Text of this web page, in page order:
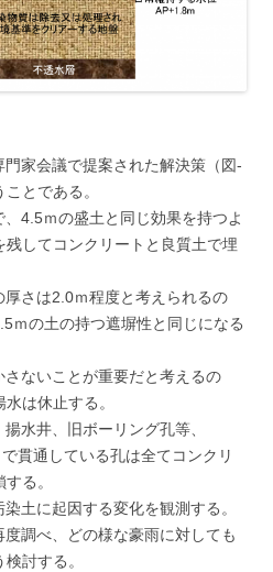
家会議で提案された解決策（図-
とである。
4.5ｍの盛土と同じ効果を持つよ
してコンクリートと良質土で埋
さは2.0ｍ程度と考えられるの
ｍの土の持つ遮塀性と同じになる
ないことが重要だと考えるの
は休止する。
水井、旧ボーリング孔等、
貫通している孔は全てコンクリ
る。
土に起因する変化を観測する。
調べ、どの様な豪雨に対しても
討する。